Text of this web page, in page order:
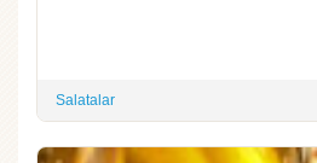
Salatalar